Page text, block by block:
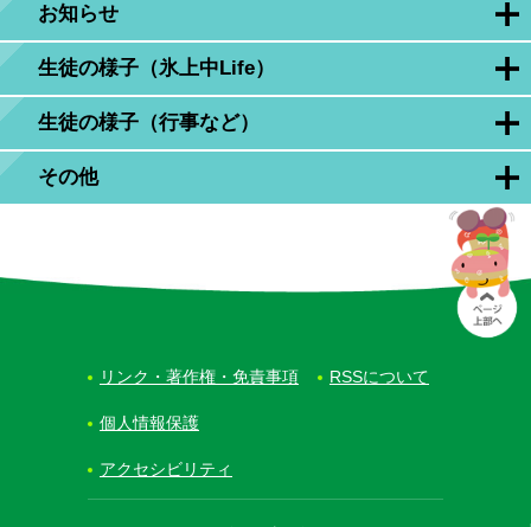
お知らせ
生徒の様子（氷上中Life）
生徒の様子（行事など）
その他
リンク・著作権・免責事項 RSSについて
個人情報保護
アクセシビリティ